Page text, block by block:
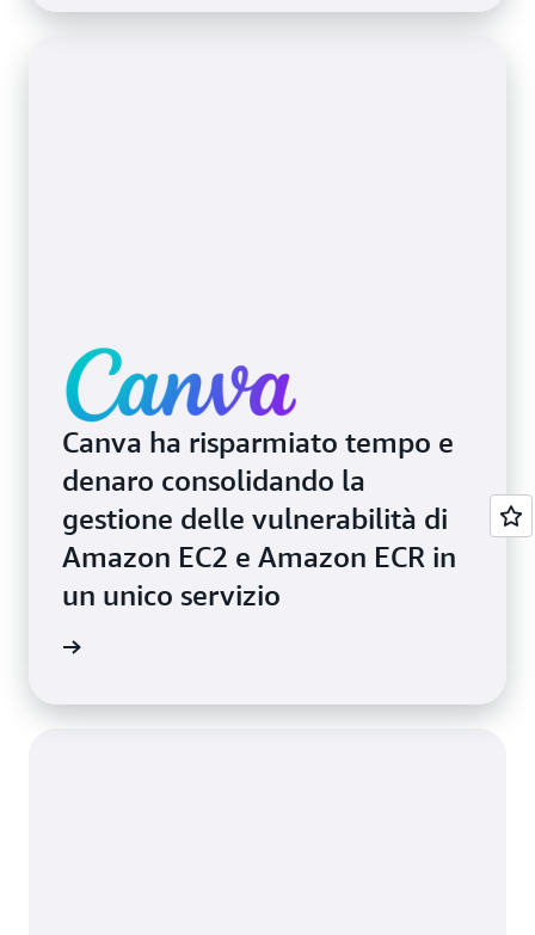
Canva ha risparmiato tempo e
denaro consolidando la
gestione delle vulnerabilità di
Amazon EC2 e Amazon ECR in
un unico servizio